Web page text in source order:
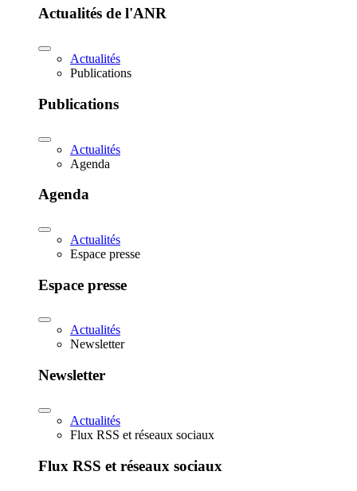
Actualités de l'ANR
Actualités
Publications
Publications
Actualités
Agenda
Agenda
Actualités
Espace presse
Espace presse
Actualités
Newsletter
Newsletter
Actualités
Flux RSS et réseaux sociaux
Flux RSS et réseaux sociaux